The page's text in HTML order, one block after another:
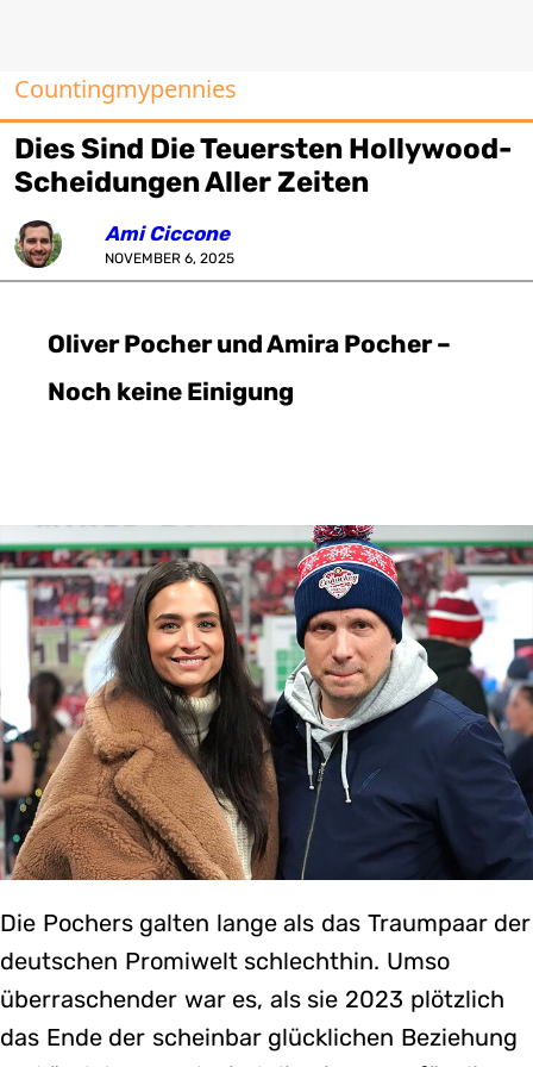
Countingmypennies
Dies Sind Die Teuersten Hollywood-
Scheidungen Aller Zeiten
Ami Ciccone
NOVEMBER 6, 2025
Oliver Pocher und Amira Pocher –
Noch keine Einigung
Die Pochers galten lange als das Traumpaar der
deutschen Promiwelt schlechthin. Umso
überraschender war es, als sie 2023 plötzlich
das Ende der scheinbar glücklichen Beziehung